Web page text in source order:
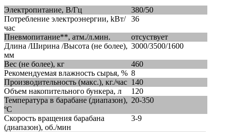
Электропитание, В/Гц
380/50
Потребление электроэнергии, kВт/
час
36
Пневмопитание**, атм./л.мин.
отсуствует
Длина /Ширина /Высота (не более),
мм
3000/3500/1600
Вес (не более), кг
460
Рекомендуемая влажность сырья, % 8
Производительность (макс.), кг./час 140
Объем накопительного бункера, л
120
Температура в барабане (диапазон),
ºС
20-350
Скорость вращения барабана
(диапазон), об./мин
3-9